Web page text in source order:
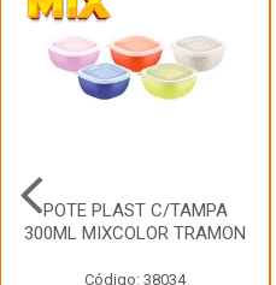
POTE PLAST C/TAMPA
300ML MIXCOLOR TRAMON
Código: 38034